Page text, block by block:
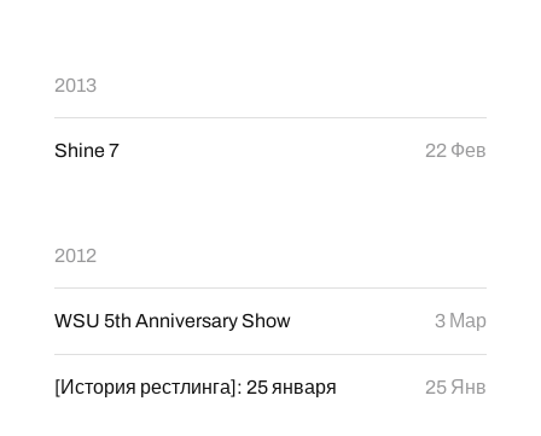
2013
Shine 7 22 Фев
2012
WSU 5th Anniversary Show 3 Мар
[История рестлинга]: 25 января 25 Янв